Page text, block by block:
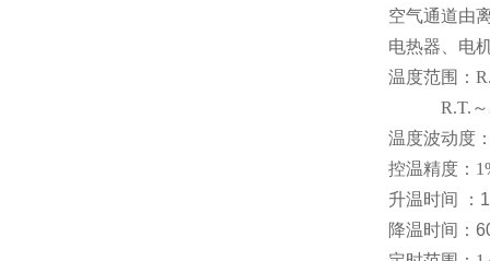
空气通道由
电热器、电
温度范围：
R.T. ～
温度波动度
控温精度：
升温时间 ：
降温时间：